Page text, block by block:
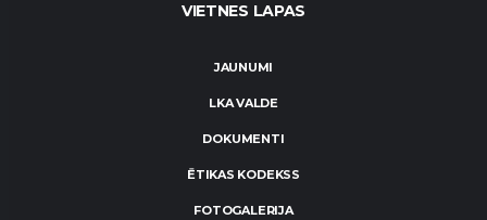
VIETNES LAPAS
JAUNUMI
LKA VALDE
DOKUMENTI
ĒTIKAS KODEKSS
FOTOGALERIJA